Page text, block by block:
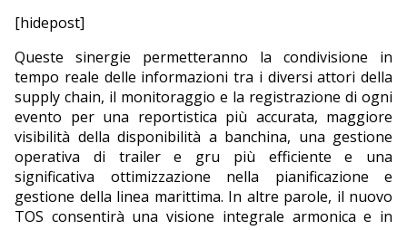
[hidepost]
Queste sinergie permetteranno la condivisione in
tempo reale delle informazioni tra i diversi attori della
supply chain, il monitoraggio e la registrazione di ogni
evento per una reportistica più accurata, maggiore
visibilità della disponibilità a banchina, una gestione
operativa di trailer e gru più efficiente e una
significativa ottimizzazione nella pianificazione e
gestione della linea marittima. In altre parole, il nuovo
TOS consentirà una visione integrale armonica e in